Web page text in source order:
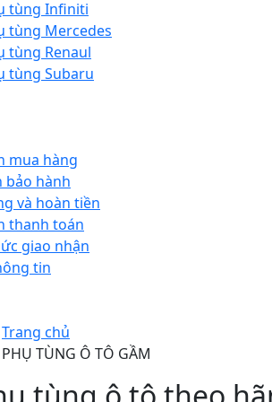
tùng Infiniti
tùng Mercedes
tùng Renaul
tùng Subaru
mua hàng
bảo hành
và hoàn tiền
thanh toán
giao nhận
tin
Trang chủ
PHỤ TÙNG Ô TÔ GẦM